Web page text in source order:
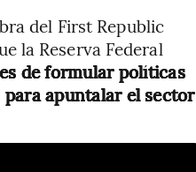
del First Republic
la Reserva Federal
de formular políticas
apuntalar el sector